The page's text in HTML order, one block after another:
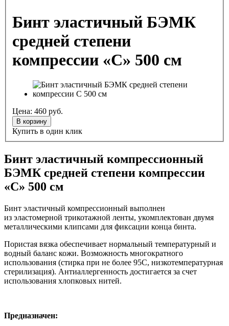
Бинт эластичный БЭМК
средней степени
компрессии «С» 500 см
Цена: 460 руб.
В корзину
Купить в один клик
Бинт эластичный компрессионный
БЭМК средней степени компрессии
«С» 500 см
Бинт эластичный компрессионный выполнен
из эластомерной трикотажной ленты, укомплектован двумя
металлическими клипсами для фиксации конца бинта.
Пористая вязка обеспечивает нормальный температурный и
водный баланс кожи. Возможность многократного
использования (стирка при не более 95С, низкотемпературная
стерилизация). Антиаллергенность достигается за счет
использования хлопковых нитей.
Предназначен: